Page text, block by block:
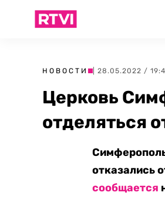
НОВОСТИ | 28.05.2022 /
Церковь
отделяться
отказались
сообщается